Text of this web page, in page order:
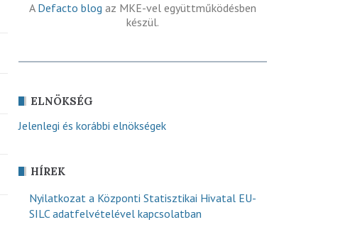
A Defacto blog az MKE-vel együttműködésben
készül.
ELNÖKSÉG
Jelenlegi és korábbi elnökségek
HÍREK
Nyilatkozat a Központi Statisztikai Hivatal EU-
SILC adatfelvételével kapcsolatban